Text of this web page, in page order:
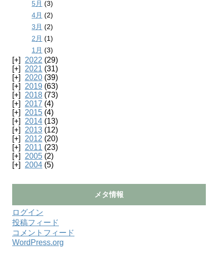
5月 (3)
4月 (2)
3月 (2)
2月 (1)
1月 (3)
2022 (29)
2021 (31)
2020 (39)
2019 (63)
2018 (73)
2017 (4)
2015 (4)
2014 (13)
2013 (12)
2012 (20)
2011 (23)
2005 (2)
2004 (5)
メタ情報
ログイン
投稿フィード
コメントフィード
WordPress.org